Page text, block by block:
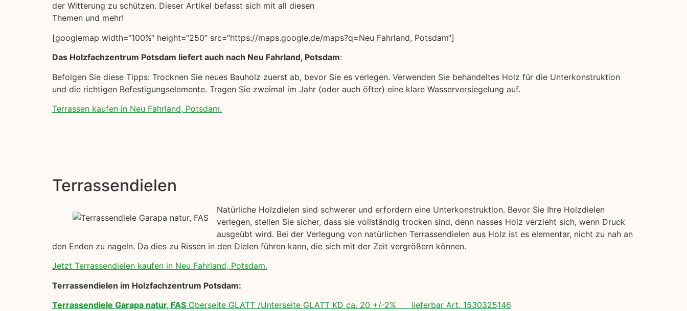
der Witterung zu schützen. Dieser Artikel befasst sich mit all diesen
Themen und mehr!
[googlemap width=“100%“ height=“250″ src=“https://maps.google.de/maps?q=Neu Fahrland, Potsdam“]
Das Holzfachzentrum Potsdam liefert auch nach Neu Fahrland, Potsdam:
Befolgen Sie diese Tipps: Trocknen Sie neues Bauholz zuerst ab, bevor Sie es verlegen. Verwenden Sie behandeltes Holz für die Unterkonstruktion
und die richtigen Befestigungselemente. Tragen Sie zweimal im Jahr (oder auch öfter) eine klare Wasserversiegelung auf.
Terrassen kaufen in Neu Fahrland, Potsdam.
Terrassendielen
Natürliche Holzdielen sind schwerer und erfordern eine Unterkonstruktion. Bevor Sie Ihre Holzdielen
verlegen, stellen Sie sicher, dass sie vollständig trocken sind, denn nasses Holz verzieht sich, wenn Druck
ausgeübt wird. Bei der Verlegung von natürlichen Terrassendielen aus Holz ist es elementar, nicht zu nah an
den Enden zu nageln. Da dies zu Rissen in den Dielen führen kann, die sich mit der Zeit vergrößern können.
Jetzt Terrassendielen kaufen in Neu Fahrland, Potsdam.
Terrassendielen im Holzfachzentrum Potsdam:
Terrassendiele Garapa natur, FAS Oberseite GLATT /Unterseite GLATT KD ca. 20 +/-2% lieferbar Art. 1530325146